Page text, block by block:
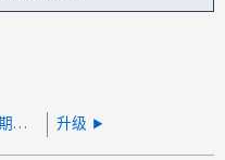
在高磁盘工作负载期间、ONTAP 日志中显示"WAFL.cp.toolong"消息 升级